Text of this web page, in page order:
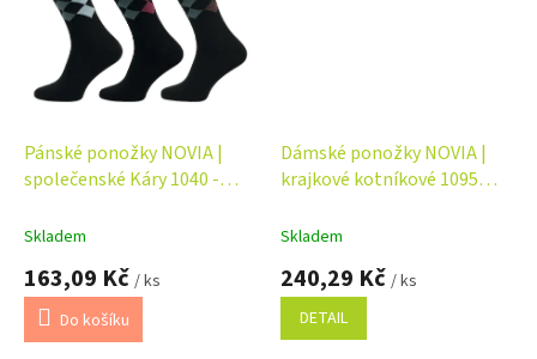
Pánské ponožky NOVIA |
společenské Káry 1040 -
Skladem
163,09 Kč / ks
Do košíku
Dámské ponožky NOVIA |
krajkové kotníkové 1095
Barva: mix barev
Skladem
240,29 Kč / ks
DETAIL